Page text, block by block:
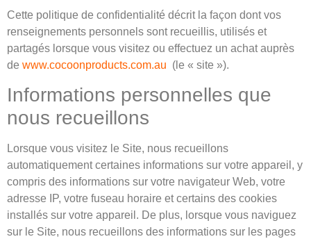
Cette politique de confidentialité décrit la façon dont vos
renseignements personnels sont recueillis, utilisés et
partagés lorsque vous visitez ou effectuez un achat auprès
de www.cocoonproducts.com.au (le « site »).
Informations personnelles que
nous recueillons
Lorsque vous visitez le Site, nous recueillons
automatiquement certaines informations sur votre appareil, y
compris des informations sur votre navigateur Web, votre
adresse IP, votre fuseau horaire et certains des cookies
installés sur votre appareil. De plus, lorsque vous naviguez
sur le Site, nous recueillons des informations sur les pages